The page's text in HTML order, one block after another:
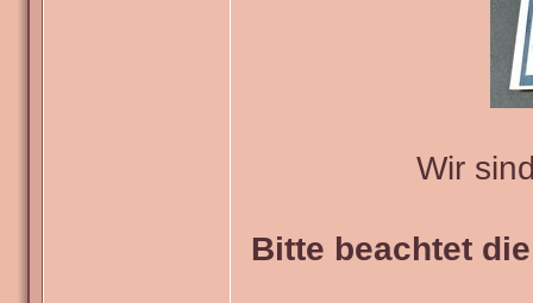
Wir
Bitte beachtet